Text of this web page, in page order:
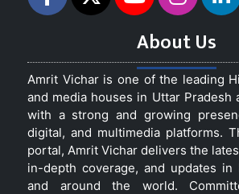
About Us
Amrit Vichar is one of the leading
and media houses in Uttar Pradesh
with a strong and growing
digital, and multimedia platforms.
portal, Amrit Vichar delivers the
in-depth coverage, and updates in
and around the world.